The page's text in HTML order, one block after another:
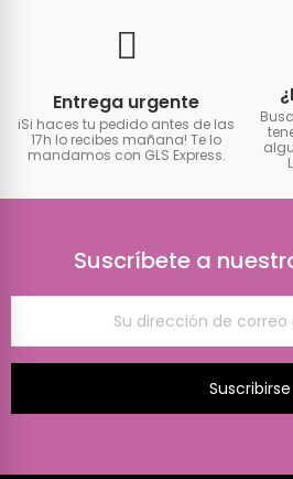
Entrega urgente
iSi haces tu pedido antes de las
17h lo recibes mañana! Te lo
mandamos con GLS Express.
Suscríbete a
Suscribirse